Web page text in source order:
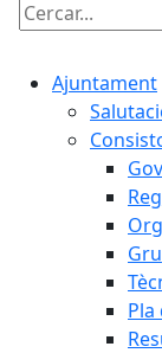
Cercar:
Ajuntament
Pla